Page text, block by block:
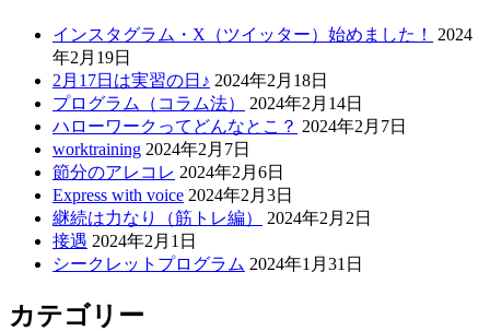
インスタグラム・X（ツイッター）始めました！
2024
年2月19日
2月17日は実習の日♪ 2024年2月18日
プログラム（コラム法）
2024年2月14日
ハローワークってどんなとこ？ 2024年2月7日
worktraining 2024年2月7日
節分のアレコレ 2024年2月6日
Express with voice 2024年2月3日
継続は力なり（筋トレ編）
2024年2月2日
接遇 2024年2月1日
シークレットプログラム 2024年1月31日
カテゴリー